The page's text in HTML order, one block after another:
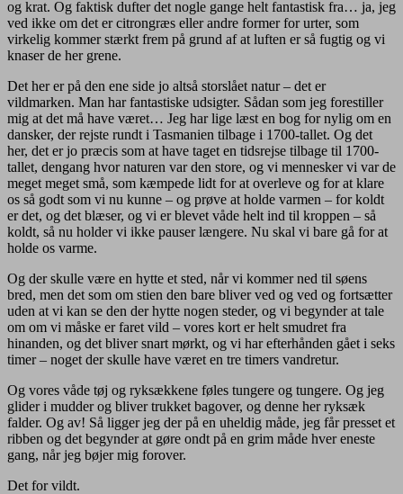
og krat. Og faktisk dufter det nogle gange helt fantastisk fra… ja, jeg
ved ikke om det er citrongræs eller andre former for urter, som
virkelig kommer stærkt frem på grund af at luften er så fugtig og vi
knaser de her grene.
Det her er på den ene side jo altså storslået natur – det er
vildmarken. Man har fantastiske udsigter. Sådan som jeg forestiller
mig at det må have været… Jeg har lige læst en bog for nylig om en
dansker, der rejste rundt i Tasmanien tilbage i 1700-tallet. Og det
her, det er jo præcis som at have taget en tidsrejse tilbage til 1700-
tallet, dengang hvor naturen var den store, og vi mennesker vi var de
meget meget små, som kæmpede lidt for at overleve og for at klare
os så godt som vi nu kunne – og prøve at holde varmen – for koldt
er det, og det blæser, og vi er blevet våde helt ind til kroppen – så
koldt, så nu holder vi ikke pauser længere. Nu skal vi bare gå for at
holde os varme.
Og der skulle være en hytte et sted, når vi kommer ned til søens
bred, men det som om stien den bare bliver ved og ved og fortsætter
uden at vi kan se den der hytte nogen steder, og vi begynder at tale
om om vi måske er faret vild – vores kort er helt smudret fra
hinanden, og det bliver snart mørkt, og vi har efterhånden gået i seks
timer – noget der skulle have været en tre timers vandretur.
Og vores våde tøj og ryksækkene føles tungere og tungere. Og jeg
glider i mudder og bliver trukket bagover, og denne her ryksæk
falder. Og av! Så ligger jeg der på en uheldig måde, jeg får presset et
ribben og det begynder at gøre ondt på en grim måde hver eneste
gang, når jeg bøjer mig forover.
Det for vildt.